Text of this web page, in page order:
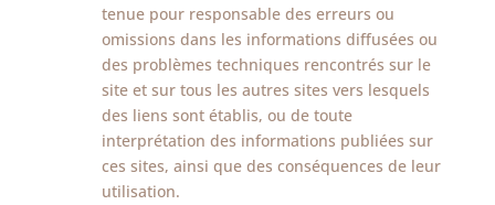
tenue pour responsable des erreurs ou
omissions dans les informations diffusées ou
des problèmes techniques rencontrés sur le
site et sur tous les autres sites vers lesquels
des liens sont établis, ou de toute
interprétation des informations publiées sur
ces sites, ainsi que des conséquences de leur
utilisation.